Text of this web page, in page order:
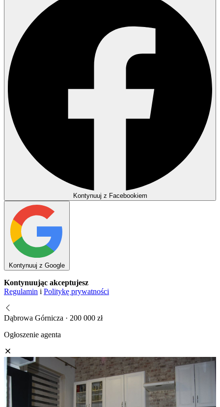
Kontynuuj z Facebookiem
Kontynuuj z Google
Kontynuując akceptujesz
Regulamin i Politykę prywatności
Dąbrowa Górnicza · 200 000 zł
Ogłoszenie agenta